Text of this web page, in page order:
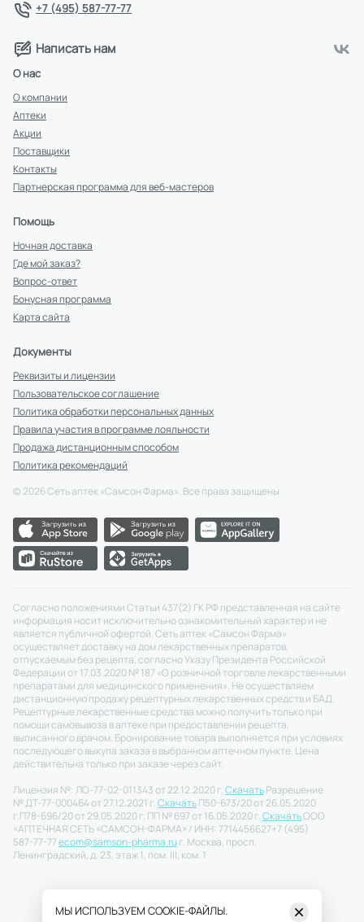
+7 (495) 587-77-77
Написать нам
О нас
О компании
Аптеки
Акции
Поставщики
Контакты
Партнерская программа для веб-мастеров
Помощь
Ночная доставка
Где мой заказ?
Вопрос-ответ
Бонусная программа
Карта сайта
Документы
Реквизиты и лицензии
Пользовательское соглашение
Политика обработки персональных данных
Правила участия в программе лояльности
Продажа дистанционным способом
Политика рекомендаций
© 2026Сеть аптек «Самсон Фарма». Все права защищены
Согласно положениями Статьи 437(2) ГК РФ представленная на сайте
информация носит исключительно ознакомительный характер и не
является публичной офертой. Сеть аптек «Самсон Фарма»
осуществляет доставку на дом лекарственных препаратов,
отпускаемым без рецепта, согласно Указу Президента Российской
Федерации от 17.03.2020 № 187 «О розничной торговле лекарственными
препаратами для медицинского применения». Не осуществляем
дистанционную продажу рецептурных лекарственных средств и БАД.
Рецептурные лекарственные средства можно получить только при
помощи самовывоза в аптеке при предоставлении рецепта,
выписанного врачом. Бронирование товара выполняется при условиях
последующего выкупа заказа в выбранном аптечном пункте. Цена
действительна только при заказе через сайт.
Лицензия №: ЛО-77-02-011343 от 22.12.2020 г.СкачатьРазрешение
№ ДТ-77-000464 от 27.12.2021 г.СкачатьП50-673/20 от 26.05.2020
г.П78-696/20 от 29.05.2020 г. ПП № 697 от 16.05.2020 г.СкачатьООО
«АПТЕЧНАЯ СЕТЬ «САМСОН-ФАРМА» / ИНН: 7714456627+7 (495)
587-77-77ecom@samson-pharma.ruг. Москва, просп.
Ленинградский, д. 23, этаж 1, пом. III, ком. 1
МЫ ИСПОЛЬЗУЕМ COOKIE-ФАЙЛЫ.